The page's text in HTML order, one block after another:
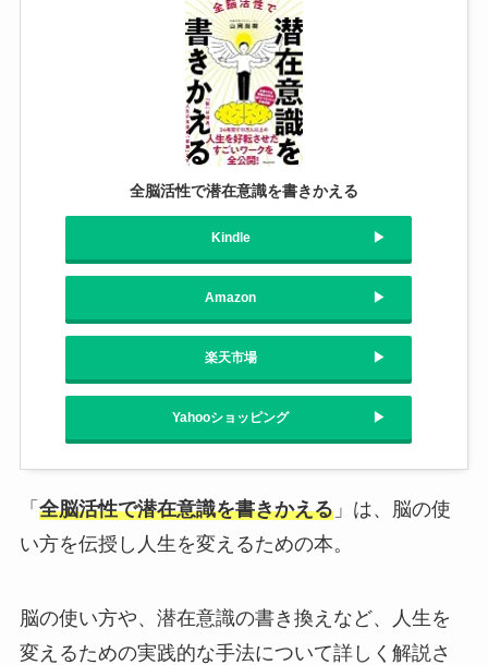
全脳活性で潜在意識を書きかえる
Kindle
Amazon
楽天市場
Yahooショッピング
「 全脳活性で潜在意識を書きかえる」は、脳の使
い方を伝授し人生を変えるための本。
脳の使い方や、潜在意識の書き換えなど、人生を
変えるための実践的な手法について詳しく解説さ